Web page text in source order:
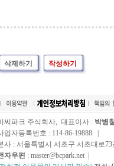
삭제하기 작성하기
씨파크 주식회사, 대표이사 : 박병
업자등록번호 : 114-86-19888 |
사 : 서울특별시 서초구 서초대로73
자우편 : master@bcpark.net |